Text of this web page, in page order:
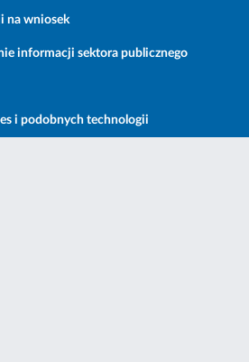
na wniosek
informacji sektora publicznego
i podobnych technologii